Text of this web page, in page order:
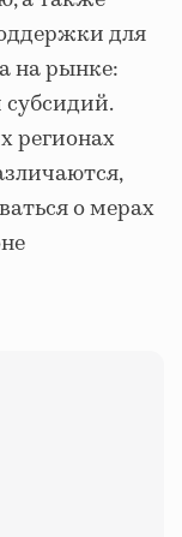
для
на рынке:
субсидий.
регионах
о мерах